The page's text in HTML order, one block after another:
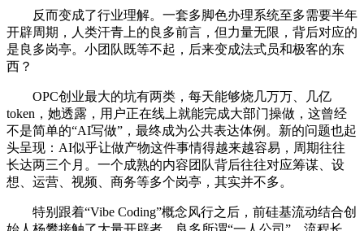
反而变成了行业理解。一套多脚色办理系统至多需要半年
开辟周期，人类汗青上的良多前言，但力量无限，背后对应的
是良多岗亭。小团队既等不起，后来变成法式员和极客的东
西？
OPC创业最大的坑有两类，每天能够烧几万万、几亿
token，她透露，用户正在线上就能完成大部门操做，这曾经
不是简单的“AI写做”，最终成为公共表达体例。新的问题也起
头呈现：AI似乎让做产物这件事情得越来越容易，周期往往
长达两三个月。一个成熟的内容团队背后往往对应筹谋、设
想、运营、视频、商务等多个岗亭，其实并不多。
特别跟着“Vibe Coding”概念风行之后，前硅基流动结合创